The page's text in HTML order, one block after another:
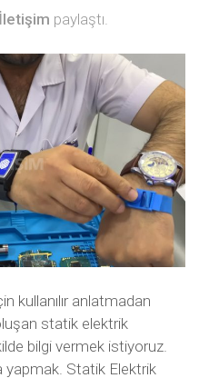
paylaştı.
kullanılır anlatmadan
statik elektrik
bilgi vermek istiyoruz.
yapmak. Statik Elektrik